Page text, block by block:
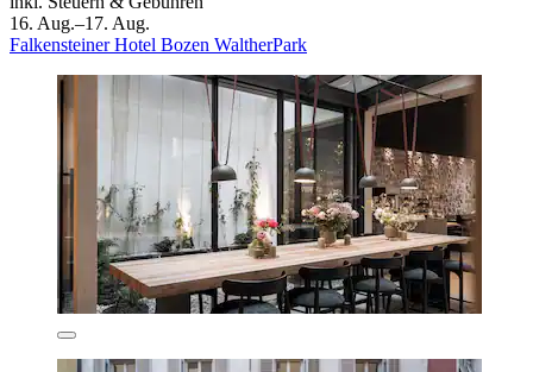
16. Aug.–17. Aug.
Falkensteiner Hotel Bozen WaltherPark